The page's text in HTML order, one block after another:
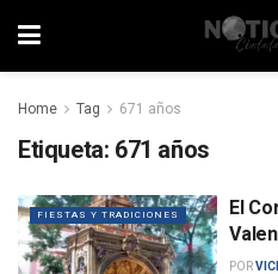
Home Tag 671 años
Etiqueta: 671 años
FIESTAS Y TRADICIONES
El
POR